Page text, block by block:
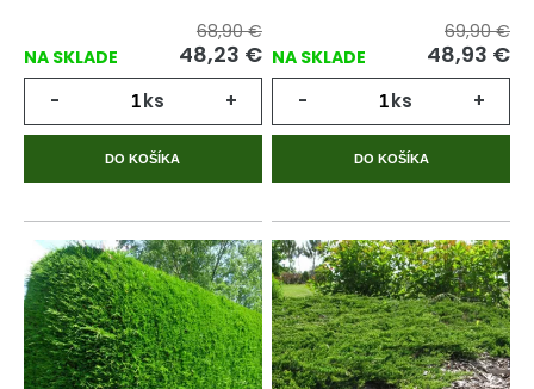
NA SKLADE
68,90 €
48,23 €
- ks +
DO KOŠÍKA
NA SKLADE
69,90 €
48,93 €
- ks +
DO KOŠÍKA